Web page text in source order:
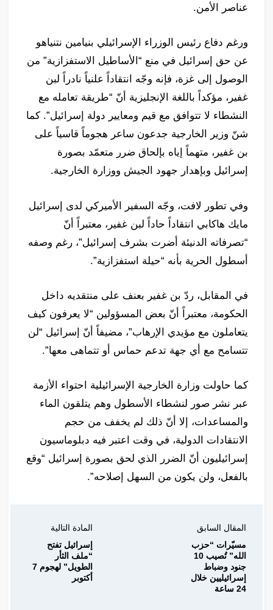
عناصر الأمن.
ورغم دفاع رئيس الوزراء الإسرائيلي بنيامين نتنياهو
عن حق إسرائيل في منع “الأساطيل الاستفزازية” من
الوصول إلى غزة، فإنه وجّه انتقاداً علنياً نادراً لبن
غفير، مؤكداً باللغة الإنجليزية أنّ “طريقة تعامله مع
النشطاء لا تتوافق مع قيم ومعايير دولة إسرائيل”. كما
شنّ وزير الخارجية جدعون ساعر هجوماً قاسياً على
بن غفير، متهماً إياه بإلحاق ضرر متعمّد بصورة
إسرائيل وبإهدار جهود الجيش ووزارة الخارجية.
وفي تطور لافت، وجّه السفير الأميركي لدى إسرائيل
مايك هاكابي انتقاداً حاداً لبن غفير، معتبراً أنّ
“تصرفاته الدنيئة أضرت بشرف إسرائيل”، رغم وصفه
أسطول الحرية بأنه “حيلة استفزازية”.
في المقابل، ردّ بن غفير بعنف على منتقديه داخل
الحكومة، معتبراً أنّ بعض المسؤولين “لا يعرفون كيف
يتعاملون مع مؤيدي الإرهاب”، مضيفاً أنّ إسرائيل “لن
تتسامح مع أي جهة تدعم حماس أو تتماهى معها”.
كما حاولت وزارة الخارجية الإسرائيلية احتواء الأزمة
عبر نشر صور لنشطاء الأسطول وهم يتلقون الماء
والمساعدات، إلا أنّ ذلك لم يخفف من حجم
الانتقادات الدولية، في وقت اعتبر فيه دبلوماسيون
إسرائيليون أنّ الضرر الذي لحق بصورة إسرائيل “وقع
بالفعل، ولن يكون من السهل إصلاحه”.
المقال السابق
مسيّرات “حزب
الله” تُصيب 10
جنود وضباط
إسرائيليين خلال
24 ساعة
المادة التالية
إسرائيل تفتح
“ملف الثأر
الطويل” لهجوم 7
أكتوبر